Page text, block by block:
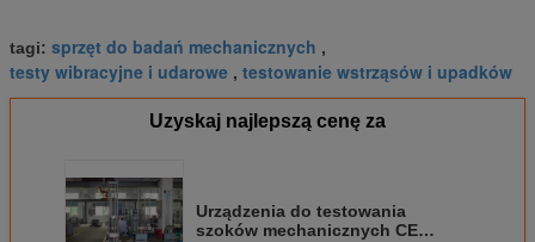
tagi: sprzęt do badań mechanicznych ,
testy wibracyjne i udarowe , testowanie wstrząsów i upadków
Uzyskaj najlepszą cenę za
Urządzenia do testowania
szoków mechanicznych CE